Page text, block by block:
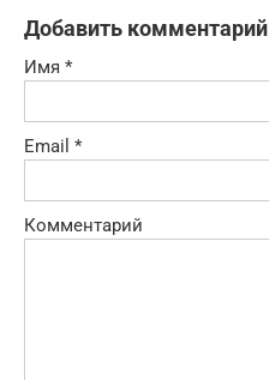
Добавить комментарий
Имя *
Email *
Комментарий